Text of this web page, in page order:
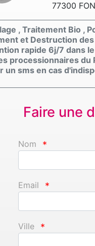
77300
, Traitement Bio ,
et Destruction
rapide 6j/7 dans
processionnaires du
un sms en cas
Faire une
Nom *
Email *
Ville *